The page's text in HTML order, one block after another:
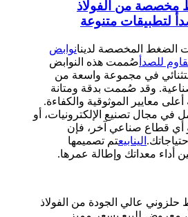
من الفولاذ
لتطبيقات متنوعة
الضغط المخصصة لدينانوابض
للصدأ صُممت هذه النوابض
في مجموعة واسعة من
وقد صُممت بدقة ومتانة
أعلى معايير الموثوقية والكفاءة.
في مجال تصنيع الإلكترونيات، أو
أو أي قطاع صناعي آخر، فإن
الينابيعتم تصميمها
أداء معداتك وإطالة عمرها.